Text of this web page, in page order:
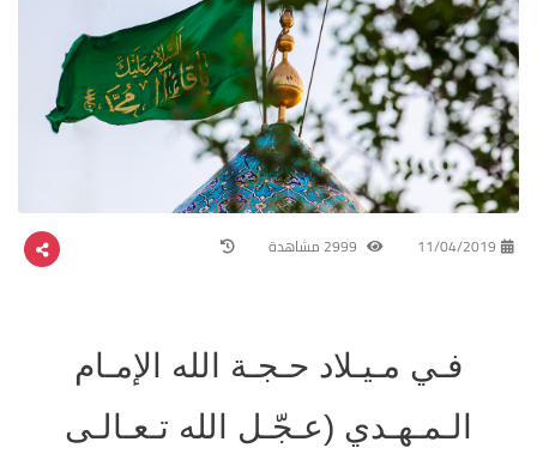
11/04/2019
فـي مـيـلاد حـجـة الله الإمـام
الـمـهـدي (عـجّـل الله تـعـالـى